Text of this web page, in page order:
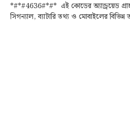
*#*#4636#*#* এই কোডেরঅ্যান্ড্রয়েড
সিগন্যাল, ব্যাটারি তথ্য ও মোবাইলের